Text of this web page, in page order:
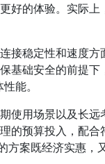
好的体验。实际
稳定性和速度
础安全的前提
能。
使用场景以及长
预算投入，配
案既经济实惠，